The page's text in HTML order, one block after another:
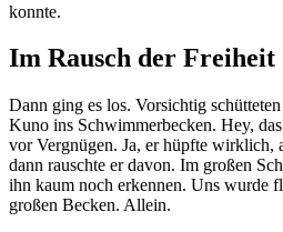
konnte.
Im Rausch der Freiheit
Dann ging es los. Vorsichtig
Kuno ins Schwimmerbecken. Hey,
vor Vergnügen. Ja, er hüpfte wirklich,
dann rauschte er davon. Im großen
ihn kaum noch erkennen. Uns wurde
großen Becken. Allein.